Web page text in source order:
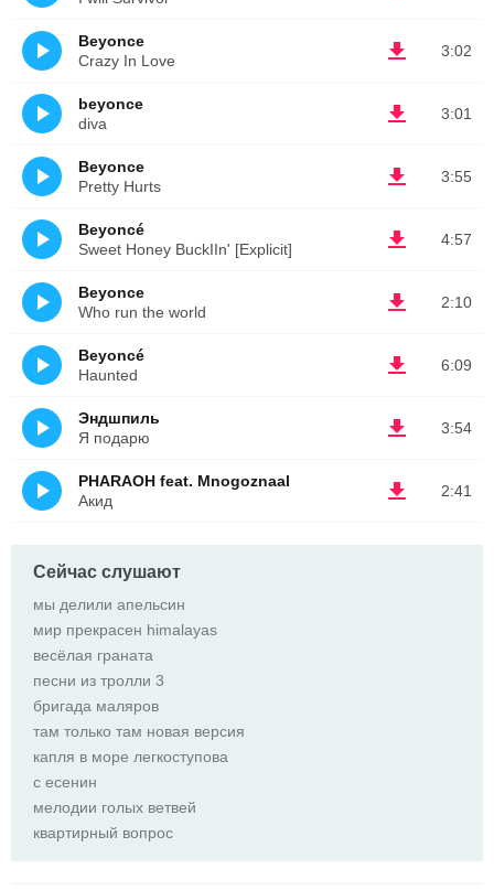
3:02
Beyonce
Crazy In Love
3:01
beyonce
diva
3:55
Beyonce
Pretty Hurts
4:57
Beyoncé
Sweet Honey BuckIIn' [Explicit]
2:10
Beyonce
Who run the world
6:09
Beyoncé
Haunted
3:54
Эндшпиль
Я подарю
2:41
PHARAOH feat. Mnogoznaal
Акид
Сейчас слушают
мы делили апельсин
мир прекрасен himalayas
весёлая граната
песни из тролли 3
бригада маляров
там только там новая версия
капля в море легкоступова
с есенин
мелодии голых ветвей
квартирный вопрос